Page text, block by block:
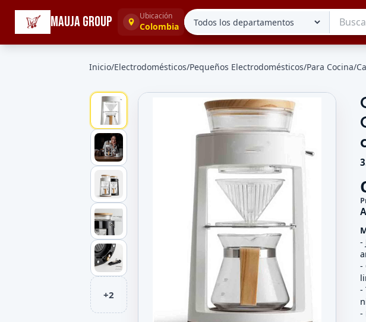
MAUJA GROUP Ubicación
Colombia
☰ Categorías
Inicio/Electrodomésticos/Pequeños Electrodomésticos/Para Cocina/
+2
-
-
-
-